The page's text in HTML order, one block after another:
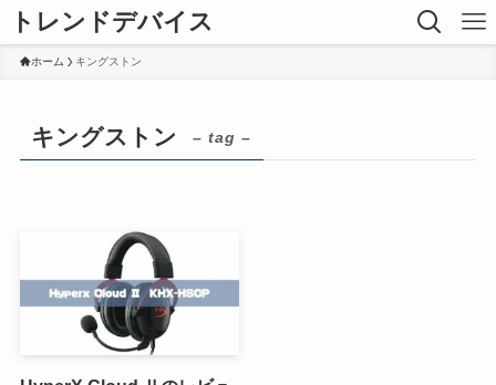
トレンドデバイス
ホーム キングストン
キングストン – tag –